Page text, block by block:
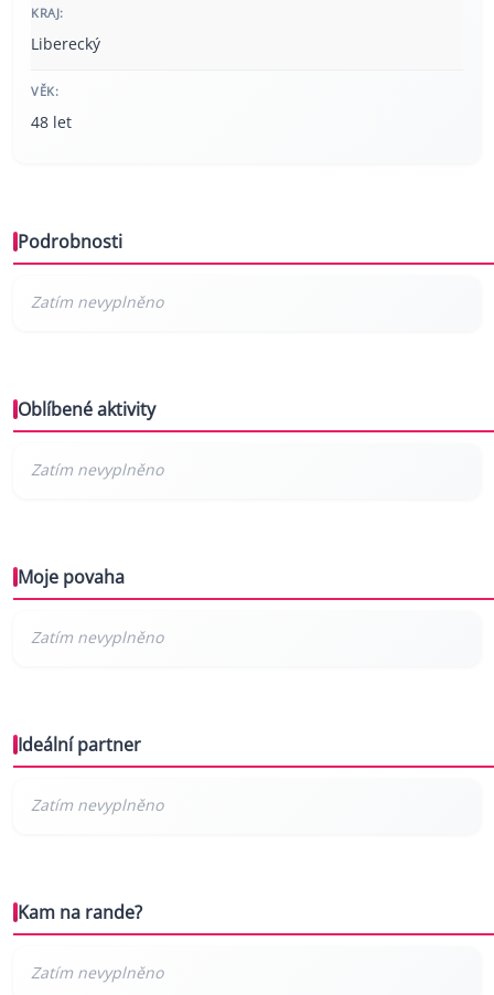
KRAJ:
Liberecký
VĚK:
48 let
Podrobnosti
Oblíbené aktivity
Moje povaha
Ideální partner
Kam na rande?